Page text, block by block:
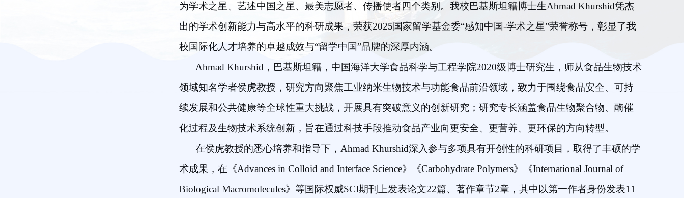
为学术之星、艺述中国之星、最美志愿者、传播使者四个类别。我校巴基斯坦籍博士生Ahmad Khurshid凭杰
出的学术创新能力与高水平的科研成果，荣获2025国家留学基金委“感知中国-学术之星”荣誉称号，彰显了我
校国际化人才培养的卓越成效与“留学中国”品牌的深厚内涵。
Ahmad Khurshid，巴基斯坦籍，中国海洋大学食品科学与工程学院2020级博士研究生，师从食品生物技术
领域知名学者侯虎教授，研究方向聚焦工业纳米生物技术与功能食品前沿领域，致力于围绕食品安全、可持
续发展和公共健康等全球性重大挑战，开展具有突破意义的创新研究；研究专长涵盖食品生物聚合物、酶催
化过程及生物技术系统创新，旨在通过科技手段推动食品产业向更安全、更营养、更环保的方向转型。
在侯虎教授的悉心培养和指导下，Ahmad Khurshid深入参与多项具有开创性的科研项目，取得了丰硕的学
术成果，在《Advances in Colloid and Interface Science》《Carbohydrate Polymers》《International Journal of
Biological Macromolecules》等国际权威SCI期刊上发表论文22篇、著作章节2章，其中以第一作者身份发表11